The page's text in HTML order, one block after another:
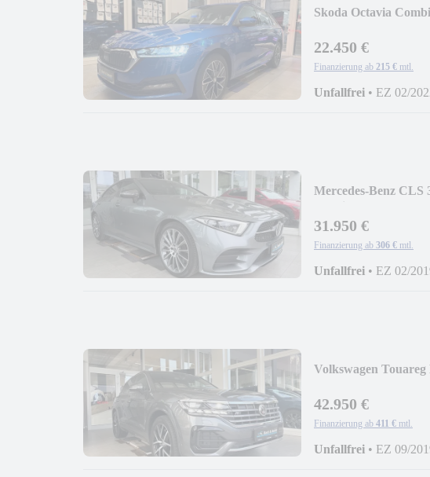
Skoda Octavia
22.450 €
Finanzierung ab 215 € mtl.
Unfallfrei • EZ 02/
Mercedes-Benz CLS
31.950 €
Finanzierung ab 306 € mtl.
Unfallfrei • EZ 02/
Volkswagen
42.950 €
Finanzierung ab 411 € mtl.
Unfallfrei • EZ 09/